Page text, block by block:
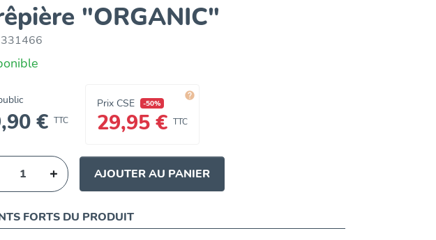
"ORGANIC"
331466
€ TTC
Prix CSE -50%
29,95 € TTC

+ AJOUTER AU PANIER
FORTS DU PRODUIT